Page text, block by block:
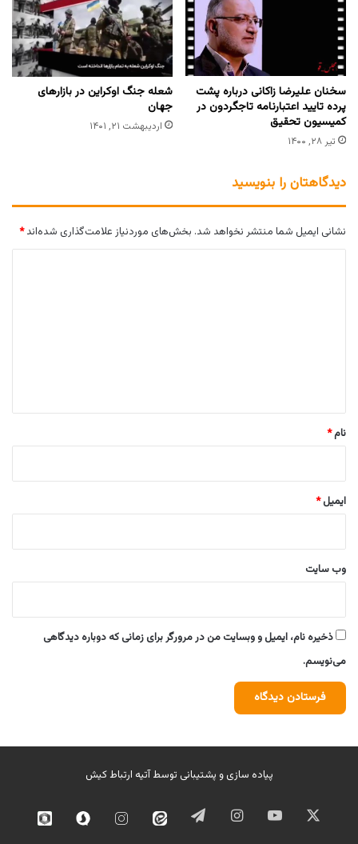
سخنان علیرضا زاکانی درباره پشت
پرده تایید اعتبارنامه تاجگردون در
کمیسیون تحقیق
تیر ۲۸, ۱۴۰۰
شعله جنگ اوکراین در بازارهای
جهان
اردیبهشت ۲۱, ۱۴۰۱
دیدگاهتان را بنویسید
نشانی ایمیل شما منتشر نخواهد شد. بخش‌های موردنیاز علامت‌گذاری شده‌اند*
نام*
ایمیل*
وب‌ سایت
ذخیره نام، ایمیل و وبسایت من در مرورگر برای زمانی که دوباره دیدگاهی
می‌نویسم.
پیاده سازی و پشتیبانی توسطآتیه ارتباط کیش
ایکس یوتیوب اینستاگرامتلگرام ایتا اینستاگرامسروش